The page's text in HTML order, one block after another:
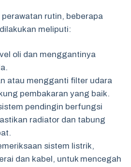
rutin, beberapa
meliputi:
oli dan menggantinya
atau mengganti filter udara
pembakaran yang baik.
pendingin berfungsi
radiator dan tabung
sistem listrik,
dan kabel, untuk mencegah